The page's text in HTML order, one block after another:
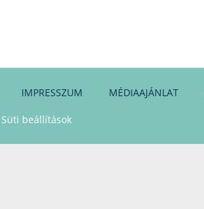
IMPRESSZUM MÉDIAAJÁNLAT
Süti beállítások